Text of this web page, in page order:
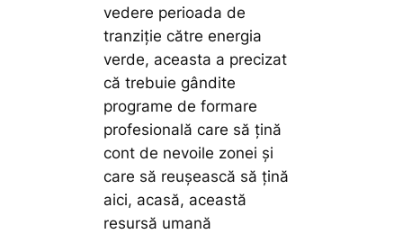
vedere perioada de
tranziție către energia
verde, aceasta a precizat
că trebuie gândite
programe de formare
profesională care să țină
cont de nevoile zonei și
care să reușească să țină
aici, acasă, această
resursă umană